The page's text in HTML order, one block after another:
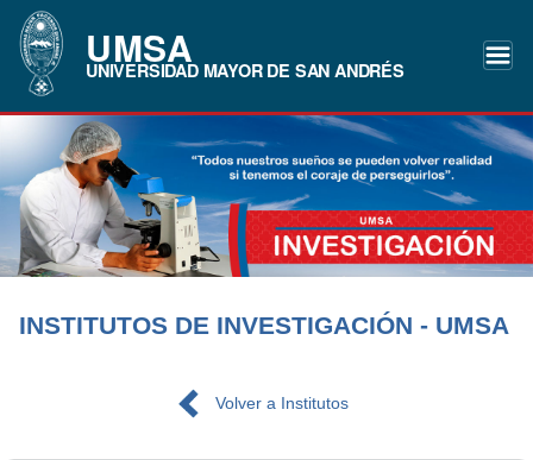
UMSA
UNIVERSIDAD MAYOR DE SAN ANDRÉS
INSTITUTOS DE INVESTIGACIÓN - UMSA
Volver a Institutos